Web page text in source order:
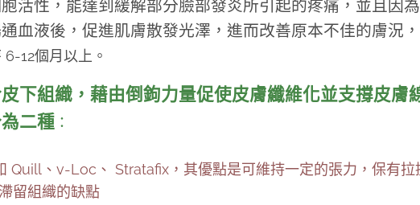
活性，能達到緩解部分臉部發炎所引起的疼痛，並且因
血液後，促進肌膚散發光澤，進而改善原本不佳的膚況
6-12個月以上。
下組織，藉由倒鉤力量促使皮膚纖維化並支撐皮膚
二種 ：
Quill、v-Loc、 Stratafix，其優點是可維持一定的張力，保有拉
留組織的缺點